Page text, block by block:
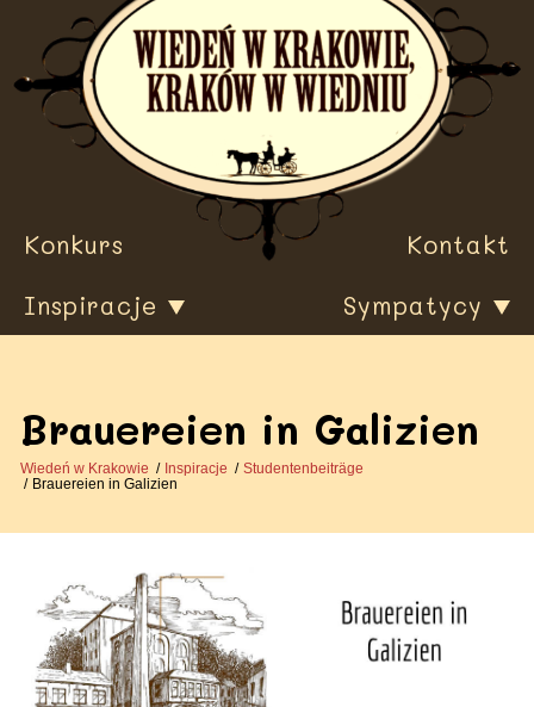
treści
Konkurs
Inspiracje
Sympatycy
Kontakt
Brauereien in Galizien
Wiedeń w Krakowie Inspiracje
Studentenbeiträge
Brauereien in Galizien